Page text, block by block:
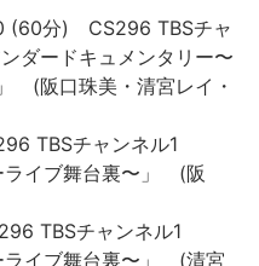
(60分) CS296 TBSチャ
ダードキュメンタリー〜
(阪口珠美・清宮レイ・
TBSチャンネル1
ライブ舞台裏〜」 (阪
TBSチャンネル1
ライブ舞台裏〜」 (清宮